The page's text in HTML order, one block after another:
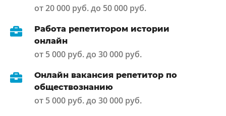
от 20 000 руб. до 50 000 руб.
Работа репетитором истории
онлайн
от 5 000 руб. до 30 000 руб.
Онлайн вакансия репетитор по
обществознанию
от 5 000 руб. до 30 000 руб.